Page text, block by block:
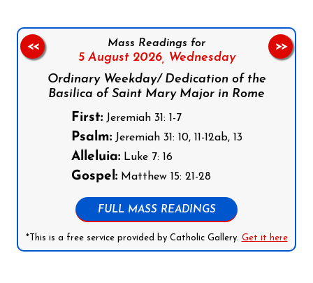
Mass Readings for
5 August 2026, Wednesday
Ordinary Weekday/ Dedication of the
Basilica of Saint Mary Major in Rome
First:Jeremiah 31: 1-7
Psalm:Jeremiah 31: 10, 11-12ab, 13
Alleluia:Luke 7: 16
Gospel:Matthew 15: 21-28
FULL MASS READINGS
*This is a free service provided by Catholic Gallery. Get it here
<< >>